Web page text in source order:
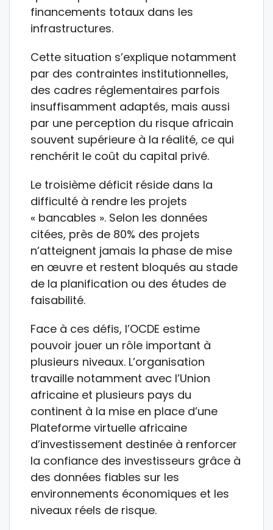
financements totaux dans les
infrastructures.
Cette situation s’explique notamment
par des contraintes institutionnelles,
des cadres réglementaires parfois
insuffisamment adaptés, mais aussi
par une perception du risque africain
souvent supérieure à la réalité, ce qui
renchérit le coût du capital privé.
Le troisième déficit réside dans la
difficulté à rendre les projets
« bancables ». Selon les données
citées, près de 80% des projets
n’atteignent jamais la phase de mise
en œuvre et restent bloqués au stade
de la planification ou des études de
faisabilité.
Face à ces défis, l’OCDE estime
pouvoir jouer un rôle important à
plusieurs niveaux. L’organisation
travaille notamment avec l’Union
africaine et plusieurs pays du
continent à la mise en place d’une
Plateforme virtuelle africaine
d’investissement destinée à renforcer
la confiance des investisseurs grâce à
des données fiables sur les
environnements économiques et les
niveaux réels de risque.